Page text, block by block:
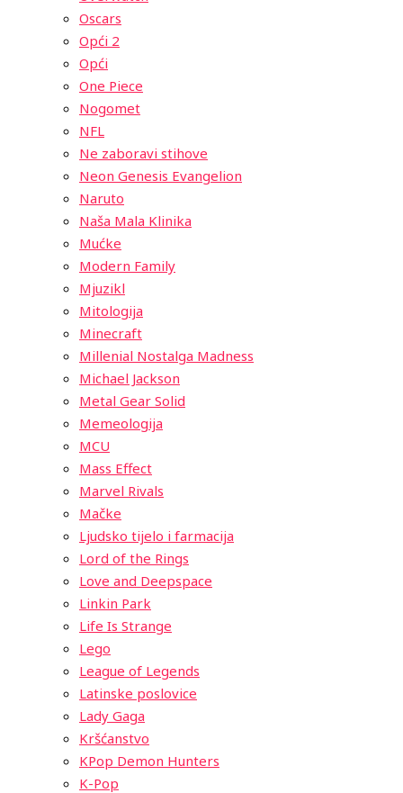
Oscars
Opći 2
Opći
One Piece
Nogomet
NFL
Ne zaboravi stihove
Neon Genesis Evangelion
Naruto
Naša Mala Klinika
Mućke
Modern Family
Mjuzikl
Mitologija
Minecraft
Millenial Nostalga Madness
Michael Jackson
Metal Gear Solid
Memeologija
MCU
Mass Effect
Marvel Rivals
Mačke
Ljudsko tijelo i farmacija
Lord of the Rings
Love and Deepspace
Linkin Park
Life Is Strange
Lego
League of Legends
Latinske poslovice
Lady Gaga
Kršćanstvo
KPop Demon Hunters
K-Pop